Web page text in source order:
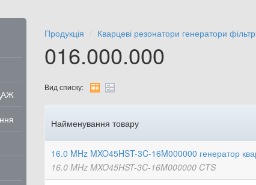
Продукція Кварцеві резонатори генератори
016.000.000
Вид списку:
Найменування товару
16.0 MHz MXO45HST-3C-16M000000 генератор
16.0 MHz MXO45HST-3C-16M000000 CTS